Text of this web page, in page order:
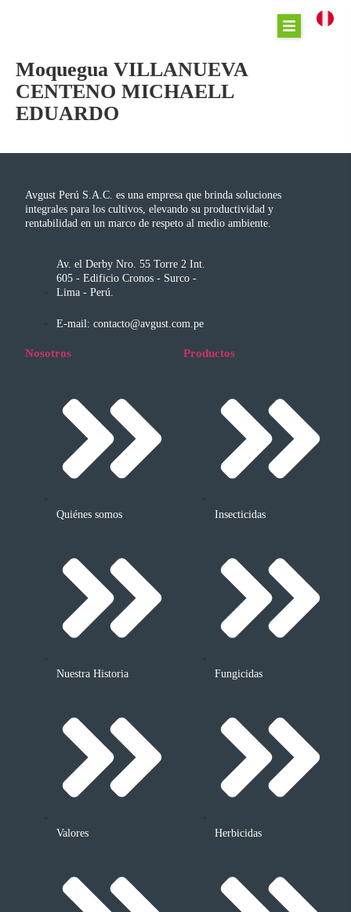
Moquegua VILLANUEVA
CENTENO MICHAELL
EDUARDO
Avgust Perú S.A.C. es una empresa que brinda soluciones
integrales para los cultivos, elevando su productividad y
rentabilidad en un marco de respeto al medio ambiente.
Av. el Derby Nro. 55 Torre 2 Int.
605 - Edificio Cronos - Surco -
Lima - Perú.
E-mail: contacto@avgust.com.pe
Nosotros
Quiénes somos
Nuestra Historia
Valores
Productos
Insecticidas
Fungicidas
Herbicidas